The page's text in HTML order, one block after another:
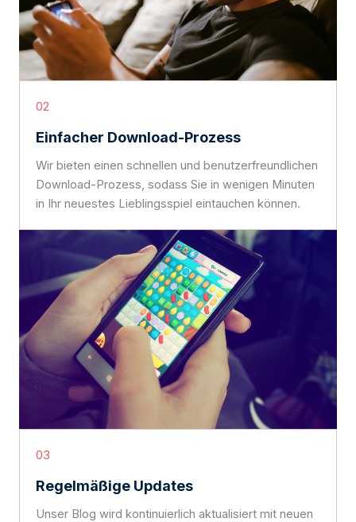
02
Einfacher Download-Prozess
Wir bieten einen schnellen und benutzerfreundlichen
Download-Prozess, sodass Sie in wenigen Minuten
in Ihr neuestes Lieblingsspiel eintauchen können.
03
Regelmäßige Updates
Unser Blog wird kontinuierlich aktualisiert mit neuen